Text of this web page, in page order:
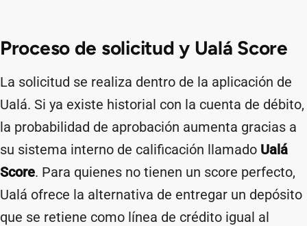
Proceso de solicitud y Ualá Score
La solicitud se realiza dentro de la aplicación de
Ualá. Si ya existe historial con la cuenta de débito,
la probabilidad de aprobación aumenta gracias a
su sistema interno de calificación llamado Ualá
Score. Para quienes no tienen un score perfecto,
Ualá ofrece la alternativa de entregar un depósito
que se retiene como línea de crédito igual al